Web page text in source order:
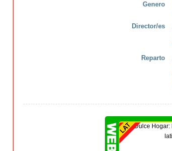
Genero
Director/es
Reparto